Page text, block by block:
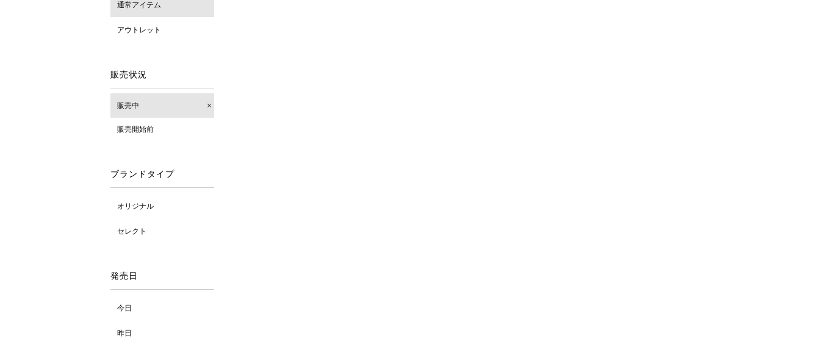
通常アイテム
アウトレット
販売状況
販売中
販売開始前
ブランドタイプ
オリジナル
セレクト
発売日
今日
昨日